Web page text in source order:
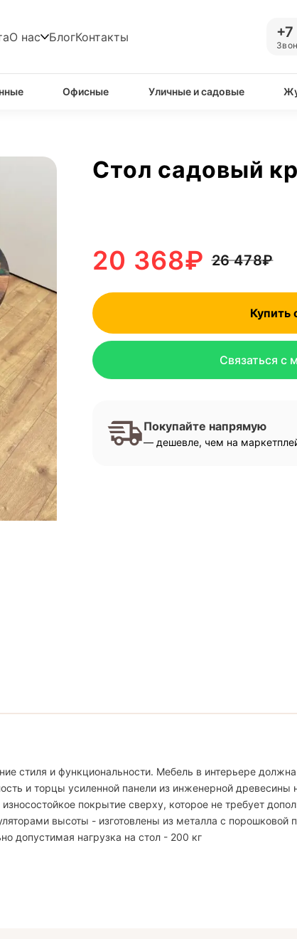
О нас БлогКонтакты
Офисные Уличные и садовые
Стол садовый
26 478₽
20 368₽
Купить
Связаться с
Покупайте напрямую
— дешевле, чем на
стиля и функциональности. Мебель в интерьере
и торцы усиленной панели из инженерной древесины
покрытие сверху, которое не требует
высоты - изготовлены из металла с порошковой
допустимая нагрузка на стол - 200 кг